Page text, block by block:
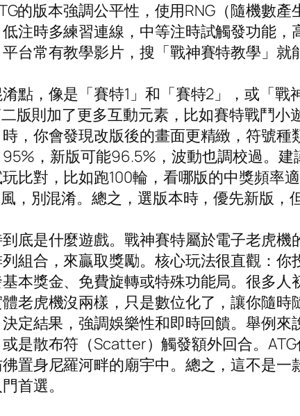
的版本強調公平性，使用RNG（隨機數
注時多練習連線，中等注時試觸發功能
台常有教學影片，搜「戰神賽特教學」就
點，像是「賽特1」和「賽特2」，或「
版則加了更多互動元素，比如賽特戰鬥
時，你會發現改版後的畫面更精緻，符號
95%，新版可能96.5%，波動也調校過。
比對，比如跑100輪，看哪版的中獎頻率
，別混淆。總之，選版本時，優先新版，
底是什麼遊戲。戰神賽特屬於電子老虎
組合，來贏取獎勵。核心玩法很直觀：
本獎金、免費旋轉或特殊功能局。很多
老虎機沒兩樣，只是數位化了，讓你隨
定結果，強調娛樂性和即時回饋。舉例
是散布符（Scatter）觸發額外回合。
置身尼羅河畔的廟宇中。總之，這不是
首選。